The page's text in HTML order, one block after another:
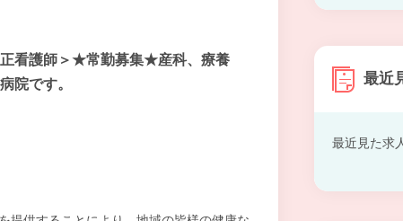
正看護師＞★常勤募集★産科、療養
院です。
最近
最近見た求